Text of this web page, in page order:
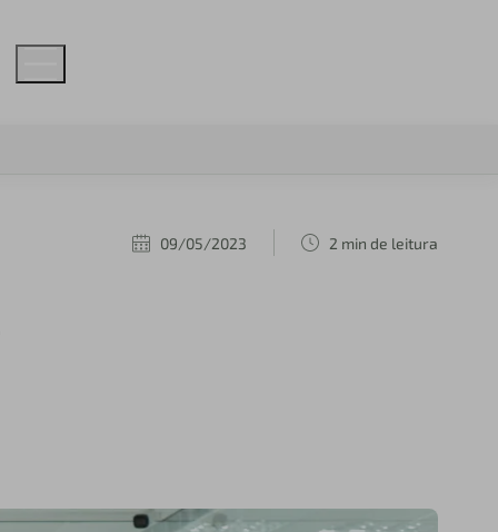
09/05/2023 2 min de leitura